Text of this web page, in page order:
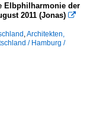
Elbphilharmonie der
2011 (Jonas) 
,Architekten,
/ Hamburg /